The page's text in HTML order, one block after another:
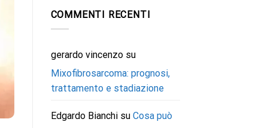
COMMENTI RECENTI
gerardo vincenzosu
Mixofibrosarcoma: prognosi,
trattamento e stadiazione
Edgardo Bianchisu Cosa può